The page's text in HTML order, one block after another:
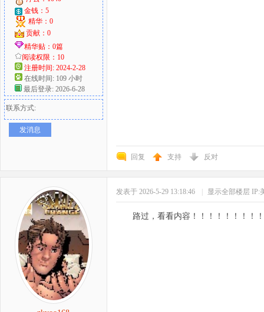
金钱：5
精华：0
贡献：0
精华贴：0篇
阅读权限：10
注册时间: 2024-2-28
在线时间: 109 小时
最后登录: 2026-6-28
联系方式:
发消息
回复 支持 反对
发表于 2026-5-29 13:18:46 显示全部楼层 IP:
路过，看看内容！！！！！！！！